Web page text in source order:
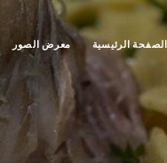
الصفحة الرئيسية معرض الصور